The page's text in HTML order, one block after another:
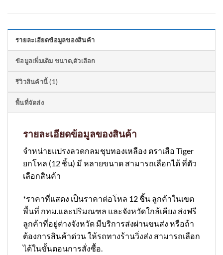
รายละเอียดข้อมูลของสินค้า
ข้อมูลเพิ่มเติม ขนาด,ตัวเลือก
รีวิวสินค้านี้ (1)
พื้นที่จัดส่ง
รายละเอียดข้อมูลของสินค้า
จำหน่ายแปรงลวดกลมชุบทองเหลือง ตราเสือ Tiger
ยกโหล (12 ชิ้น) มี หลายขนาด สามารถเลือกได้ ที่ตัว
เลือกสินค้า
*ราคาที่แสดง เป็นราคาต่อโหล 12 ชิ้น ลูกค้าในเขต
พื้นที่ กทม.และปริมณฑล และจังหวัดใกล้เคียง ส่งฟรี
ลูกค้าที่อยู่ต่างจังหวัด มีบริการส่งผ่านขนส่ง หรือถ้า
ต้องการสินค้าด่วน ให้รถทางร้านวิ่งส่ง สามารถเลือก
ได้ในขั้นตอนการสั่งซื้อ.